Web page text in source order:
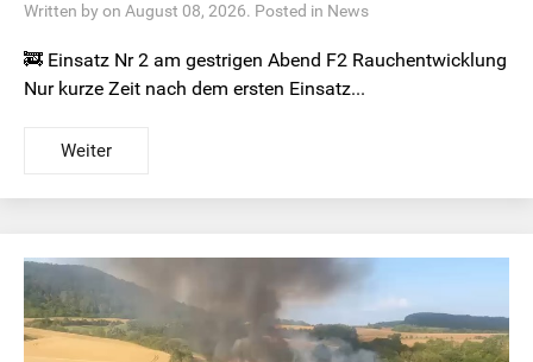
Written by on August 08, 2026. Posted in News
🚒 Einsatz Nr 2 am gestrigen Abend F2 Rauchentwicklung
Nur kurze Zeit nach dem ersten Einsatz...
Weiter